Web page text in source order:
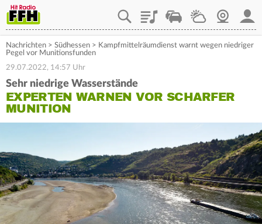
PlaylistStaupilotWetterWebcam
Nachrichten > Südhessen > Kampfmittelräumdienst warnt wegen niedriger
Pegel vor Munitionsfunden
29.07.2022, 14:57 Uhr
Sehr niedrige Wasserstände
EXPERTEN WARNEN VOR SCHARFER
MUNITION